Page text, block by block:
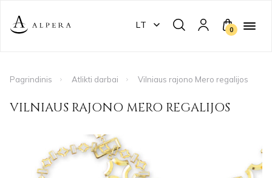
LT 0
Pagrindinis Atlikti darbai Vilniaus rajono Mero regalijos
VILNIAUS RAJONO MERO REGALIJOS